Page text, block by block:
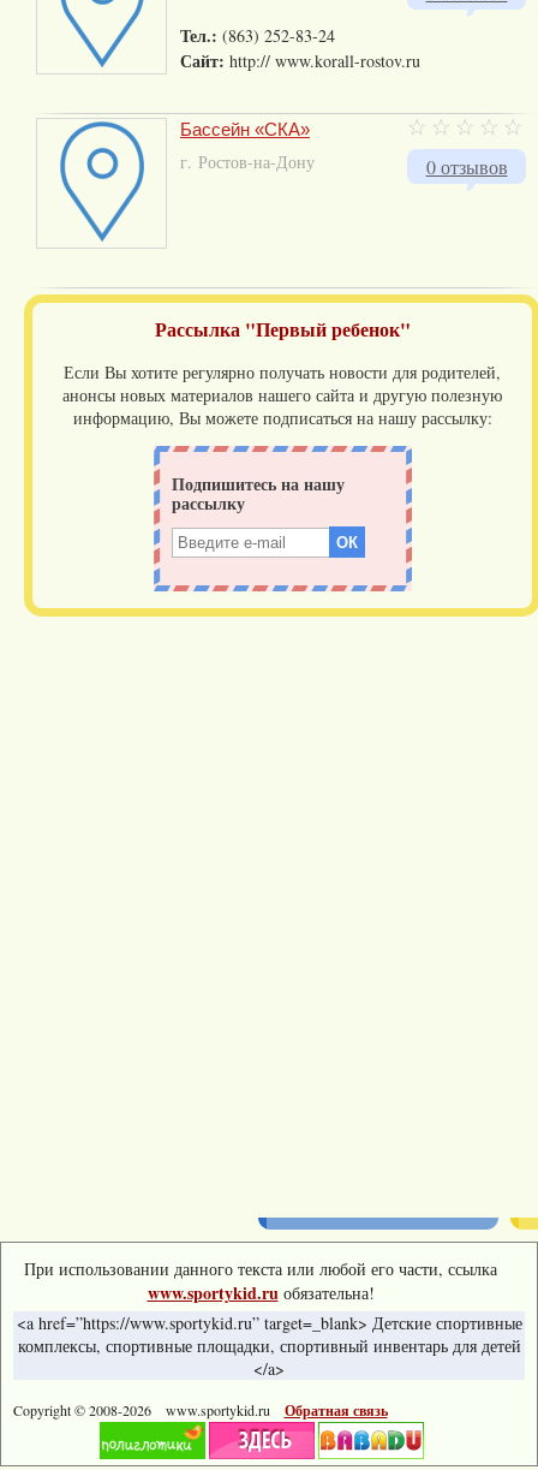
Тел.: (863) 252-83-24
Сайт: http:// www.korall-rostov.ru
0 отзывов
Бассейн «СКА»
г. Ростов-на-Дону
Рассылка "Первый ребенок"
Если Вы хотите регулярно получать новости для родителей,
анонсы новых материалов нашего сайта и другую полезную
информацию, Вы можете подписаться на нашу рассылку:
При использовании данного текста или любой его части, ссылка
www.sportykid.ruобязательна!
<a href=”https://www.sportykid.ru” target=_blank> Детские спортивные
комплексы, спортивные площадки, спортивный инвентарь для детей
</a>
Copyright © 2008-2026 www.sportykid.ru Обратная связь